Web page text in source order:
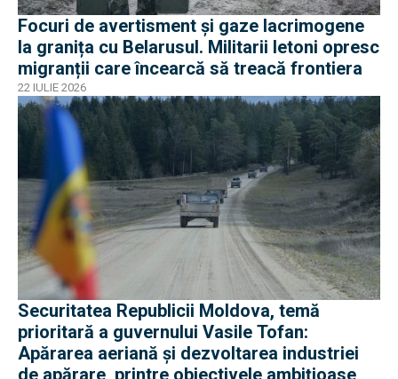
Focuri de avertisment și gaze lacrimogene
la granița cu Belarusul. Militarii letoni opresc
migranții care încearcă să treacă frontiera
22 IULIE 2026
Securitatea Republicii Moldova, temă
prioritară a guvernului Vasile Tofan:
Apărarea aeriană și dezvoltarea industriei
de apărare, printre obiectivele ambițioase